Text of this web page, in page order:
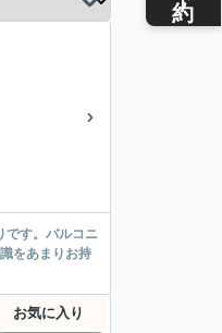
です。バルコニ
をあまりお持
お気に入り